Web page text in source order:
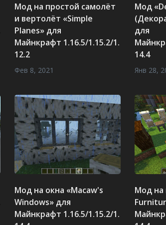
Мод на простой самолёт
и вертолёт «Simple
Planes» для
Майнкрафт 1.16.5/1.15.2/1.
12.2
Фев 8, 2021
Мод
для
14.4
Янв 28,
Мод на окна «Macaw's
Windows» для
Майнкрафт 1.16.5/1.15.2/1.
Мод на